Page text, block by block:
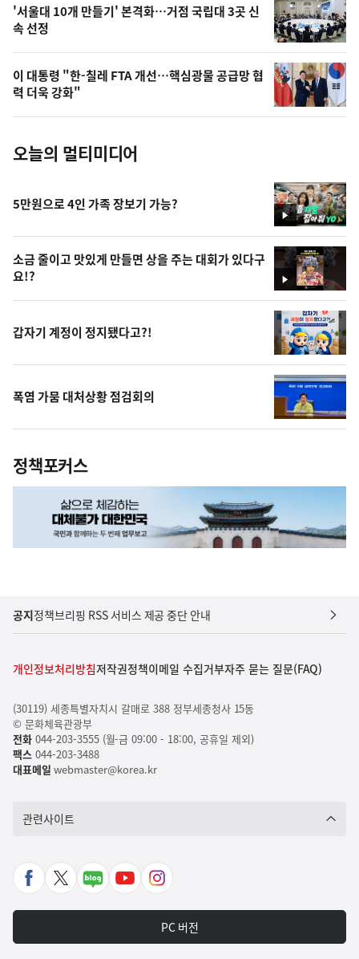
오
늘
의
사
진
'서울대 10개 만들기' 본격화…거점 국립대 3곳 신
속 선정
이 대통령 "한-칠레 FTA 개선…핵심광물 공급망 협
력 더욱 강화"
오늘의 멀티미디어
영
상
5만원으로 4인 가족 장보기 가능?
영
상
소금 줄이고 맛있게 만들면 상을 주는 대회가 있다구
요!?
갑자기 계정이 정지됐다고?!
폭염 가뭄 대처상황 점검회의
정책포커스
공지정책브리핑 RSS 서비스 제공 중단 안내
개인정보처리방침저작권정책이메일 수집거부자주 묻는 질문(FAQ)
(30119) 세종특별자치시 갈매로 388 정부세종청사 15동
© 문화체육관광부
전화044-203-3555 (월-금 09:00 - 18:00, 공휴일 제외)
팩스044-203-3488
대표메일 webmaster@korea.kr
관련사이트
페
북
X
가
네
포
유
바
인
타
그
PC 버전